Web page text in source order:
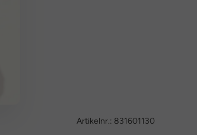
Artikelnr.: 831601130